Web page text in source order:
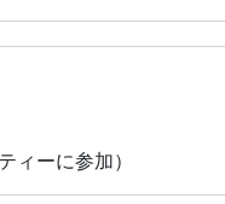
ーに参加）